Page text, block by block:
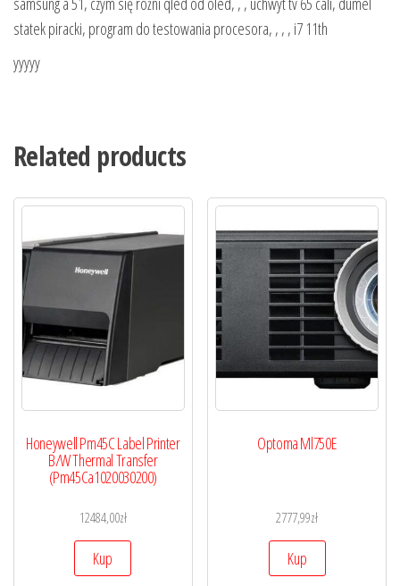
statek piracki, program do testowania procesora, , , , i7 11th
yyyyy
Related products
Honeywell Pm45C Label Printer
B/W Thermal Transfer
(Pm45Ca1020030200)
12484,00zł
Kup
Optoma Ml750E
2777,99zł
Kup